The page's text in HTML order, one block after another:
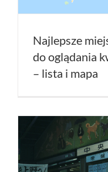
Najlepsze
do oglądania
– lista i mapa